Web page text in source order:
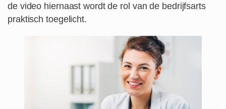
de video hiernaast wordt de rol van de bedrijfsarts
praktisch toegelicht.